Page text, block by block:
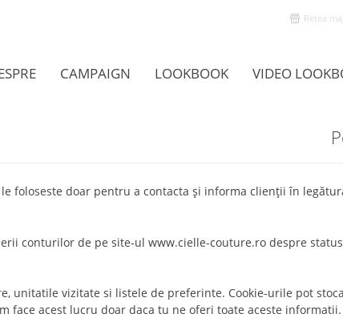
Retea
CAMPAIGN LOOKBOOK VIDEO
foloseste doar pentru a contacta şi informa clienţii în
conturilor de pe site-ul www.cielle-couture.ro despre
unitatile vizitate si listele de preferinte. Cookie-urile pot
face acest lucru doar daca tu ne oferi toate aceste informatii.